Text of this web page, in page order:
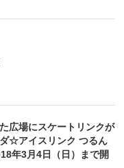
広場にスケートリンクが
☆アイスリンク つるん
年3月4日（日）まで開